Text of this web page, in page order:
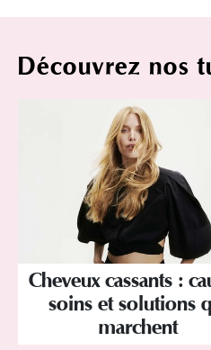
Découvrez nos
Cheveux cassants :
soins et solutions
marchent